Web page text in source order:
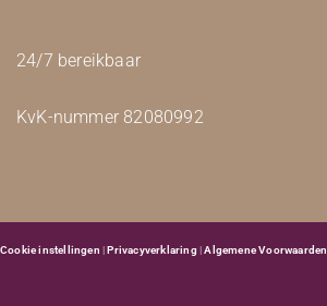
24/7 bereikbaar
KvK-nummer 82080992
Cookie instellingen |Privacyverklaring|Algemene Voorwaarden